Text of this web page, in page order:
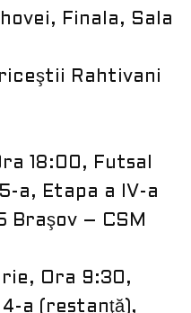
Finala, Sala
Rahtivani
18:00, Futsal
a, Etapa a IV-a
Braşov – CSM
Ora 9:30,
a (restanţă),